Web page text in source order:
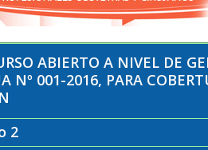
ABIERTO A NIVEL DE
Nº 001-2016, PARA
2